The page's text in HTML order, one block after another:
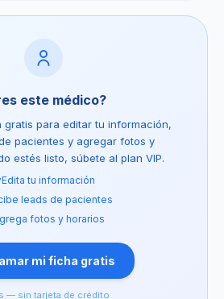
este médico?
gratis para editar tu información,
pacientes y agregar fotos y
estés listo, súbete al plan VIP.
Edita tu información
leads de pacientes
fotos y horarios
mi ficha gratis
— sin tarjeta de crédito